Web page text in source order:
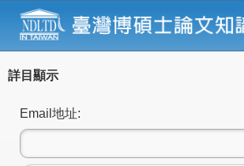
詳目顯示
Email地址: